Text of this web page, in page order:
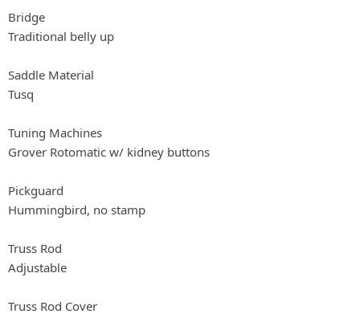
Bridge
Traditional belly up
Saddle Material
Tusq
Tuning Machines
Grover Rotomatic w/ kidney buttons
Pickguard
Hummingbird, no stamp
Truss Rod
Adjustable
Truss Rod Cover